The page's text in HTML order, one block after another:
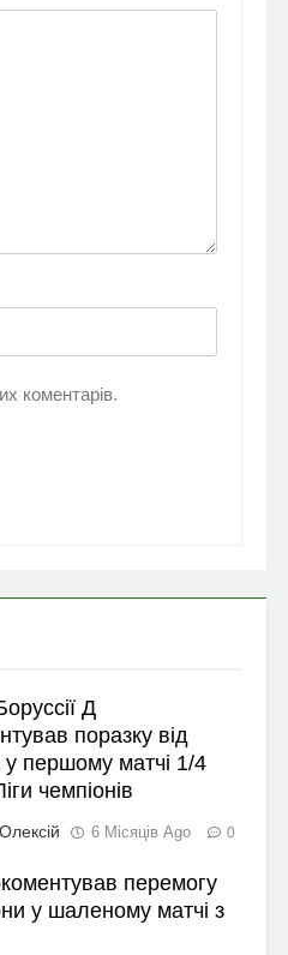
коментарів.
Д
поразку від
у першому матчі 1/4
чемпіонів
6 Місяців Ago 0
перемогу
у шаленому матчі з